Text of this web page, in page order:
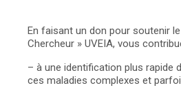
En faisant un don pour soutenir
Chercheur » UVEIA, vous
– à une identification plus rapide
ces maladies complexes et